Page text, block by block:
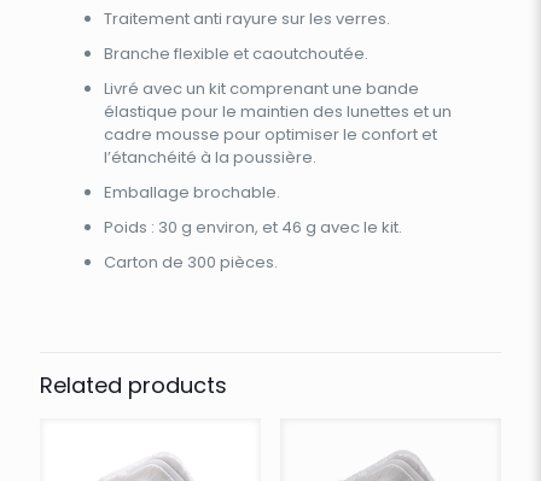
Traitement anti rayure sur les verres.
Branche flexible et caoutchoutée.
Livré avec un kit comprenant une bande
élastique pour le maintien des lunettes et un
cadre mousse pour optimiser le confort et
l’étanchéité à la poussière.
Emballage brochable.
Poids : 30 g environ, et 46 g avec le kit.
Carton de 300 pièces.
Related products